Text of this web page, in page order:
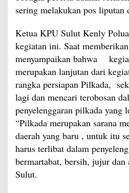
sering melakukan pos
Ketua KPU Sulut Kenly
kegiatan ini. Saat
menyampaikan bahwa
merupakan lanjutan dari
rangka persiapan Pilkada,
lagi dan mencari terobosan
penyelenggaran pilkada yang
“Pilkada merupakan sarana
daerah yang baru , untuk itu
harus terlibat dalam
bermartabat, bersih, jujur
Sulut.